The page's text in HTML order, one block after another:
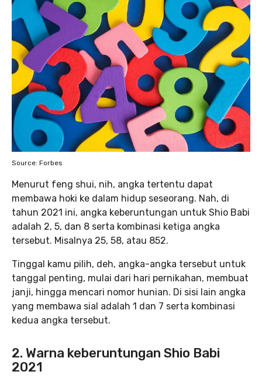
Source: Forbes
Menurut feng shui, nih, angka tertentu dapat
membawa hoki ke dalam hidup seseorang. Nah, di
tahun 2021 ini, angka keberuntungan untuk Shio Babi
adalah 2, 5, dan 8 serta kombinasi ketiga angka
tersebut. Misalnya 25, 58, atau 852.
Tinggal kamu pilih, deh, angka-angka tersebut untuk
tanggal penting, mulai dari hari pernikahan, membuat
janji, hingga mencari nomor hunian. Di sisi lain angka
yang membawa sial adalah 1 dan 7 serta kombinasi
kedua angka tersebut.
2. Warna keberuntungan Shio Babi
2021